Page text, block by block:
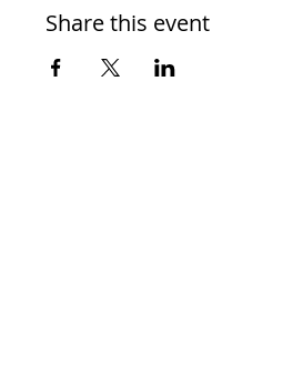
Share this event